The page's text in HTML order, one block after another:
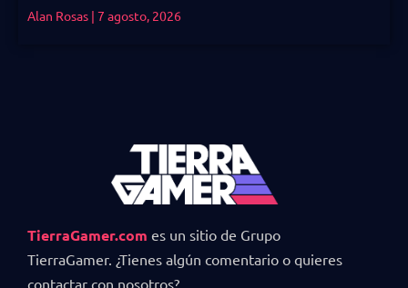
Alan Rosas 7 agosto, 2026
TierraGamer.com es un sitio de Grupo
TierraGamer. ¿Tienes algún comentario o quieres
contactar con nosotros?